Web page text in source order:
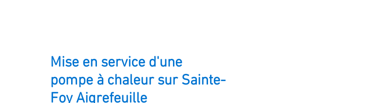
Mise en service d'une
pompe à chaleur sur Sainte-
Foy Aigrefeuille